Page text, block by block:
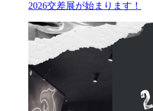
2026交差展が始まります！